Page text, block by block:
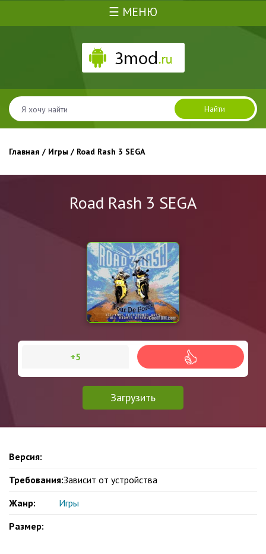
☰ МЕНЮ
Найти
Главная / Игры / Road Rash 3 SEGA
Road Rash 3 SEGA
Загрузить
+5
Версия:
Требования:Зависит от устройства
Жанр:
Игры
Размер: